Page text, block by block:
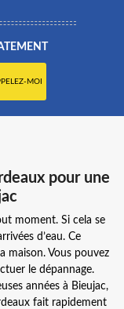
pour une
moment. Si cela se
d’eau. Ce
maison. Vous pouvez
le dépannage.
années à Bieujac,
fait rapidement